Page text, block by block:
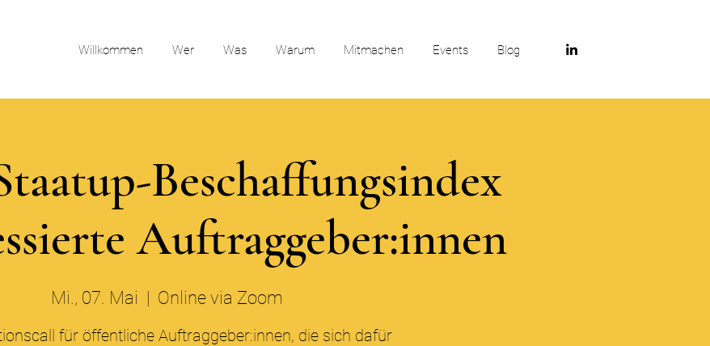
Willkommen Wer Was Warum Mitmachen Events Blog
Beschaffungsindex
Auftraggeber:innen
Mi., 07. Mai
  |
Online via Zoom
für öffentliche Auftraggeber:innen, die sich dafür